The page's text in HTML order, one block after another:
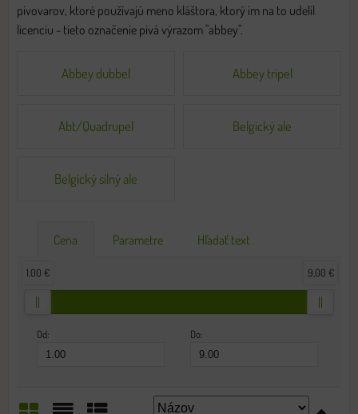
pivovarov, ktoré používajú meno kláštora, ktorý im na to udelil
licenciu - tieto označenie pivá výrazom "abbey".
Abbey dubbel Abbey tripel
Abt/Quadrupel Belgický ale
Belgický silný ale
Cena Parametre Hľadať text
Od: Do:
1,00 € 9,00 €